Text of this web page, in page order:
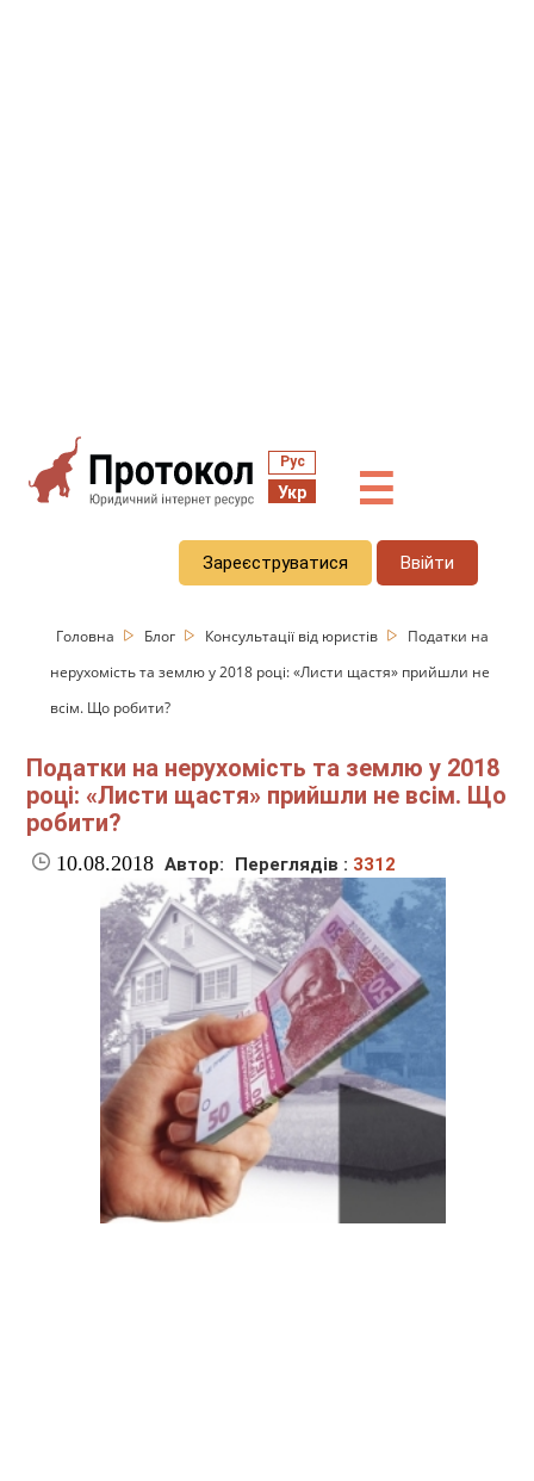
Рус
Укр ☰
Зареєструватися Ввійти
Головна Блог Консультації від юристів
Податки на
нерухомість та землю у 2018 році: «Листи щастя» прийшли не
всім. Що робити?
Податки на нерухомість та землю у 2018
році: «Листи щастя» прийшли не всім. Що
робити?
10.08.2018 Автор: Переглядів : 3312